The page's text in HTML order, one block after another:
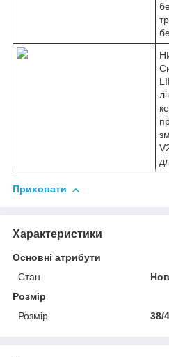
Приховати
Характеристики
Основні атрибути
Стан
Розмір
Розмір
38/